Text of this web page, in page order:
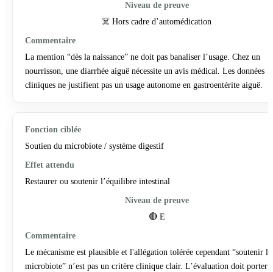
☠️ Hors cadre d’automédication
La mention “dès la naissance” ne doit pas banaliser l’usage. Chez un
nourrisson, une diarrhée aiguë nécessite un avis médical. Les données
cliniques ne justifient pas un usage autonome en gastroentérite aiguë.
Soutien du microbiote / système digestif
Restaurer ou soutenir l’équilibre intestinal
🔴 E
Le mécanisme est plausible et l'allégation tolérée cependant “soutenir le
microbiote” n’est pas un critère clinique clair. L’évaluation doit porter